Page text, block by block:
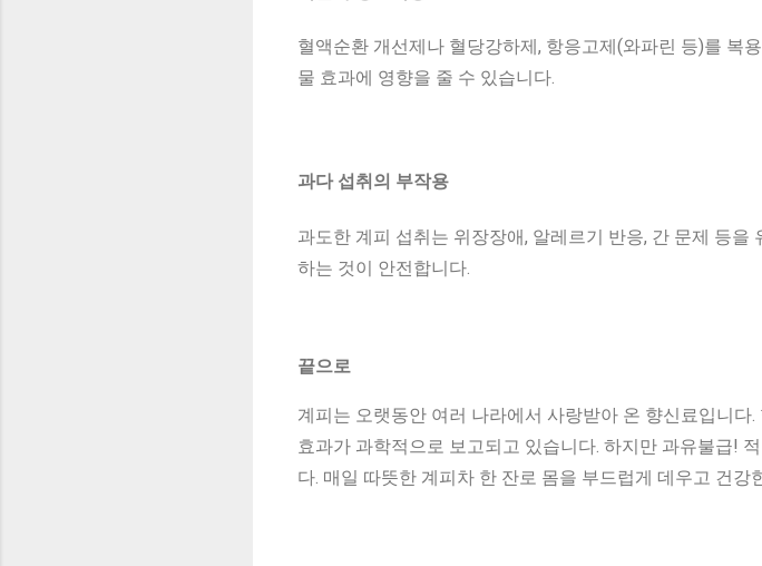
혈액순환 개선제나 혈당강하제, 항응고제(와파린 등)를 복
물 효과에 영향을 줄 수 있습니다.
과다 섭취의 부작용
과도한 계피 섭취는 위장장애, 알레르기 반응, 간 문제 등
하는 것이 안전합니다.
끝으로
계피는 오랫동안 여러 나라에서 사랑받아 온 향신료입니
효과가 과학적으로 보고되고 있습니다. 하지만 과유불급!
다. 매일 따뜻한 계피차 한 잔로 몸을 부드럽게 데우고 건강